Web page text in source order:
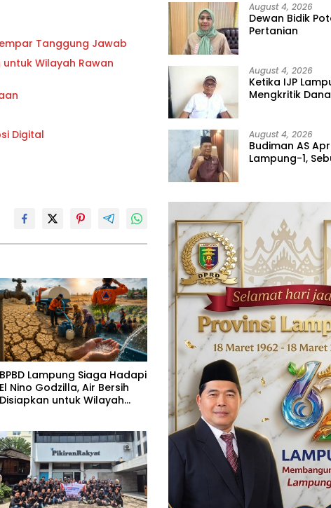
Tanggung Jawab
untuk Wilayah Rawan
Digital
BPBD Lampung Siaga Hadapi
El Nino Godzilla, Air Bersih
Disiapkan untuk Wilayah
August 4, 2026
Dewan Bidik
Pertanian
August 4, 2026
Ketika IJP
Mengkritik
August 4, 2026
Budiman AS
Lampung-1,